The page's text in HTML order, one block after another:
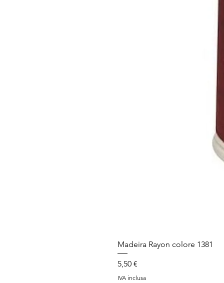
Madeira Rayon colore 1381
Prezzo
5,50 €
IVA inclusa